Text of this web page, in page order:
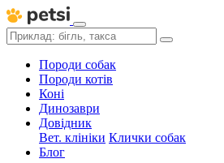
Породи собак
Породи котів
Коні
Динозаври
Довідник
Вет. клініки Клички собак
Блог